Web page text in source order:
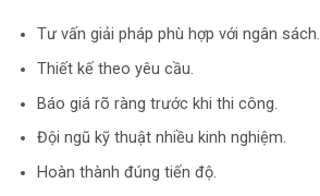
Tư vấn giải pháp phù hợp với ngân sách.
Thiết kế theo yêu cầu.
Báo giá rõ ràng trước khi thi công.
Đội ngũ kỹ thuật nhiều kinh nghiệm.
Hoàn thành đúng tiến độ.